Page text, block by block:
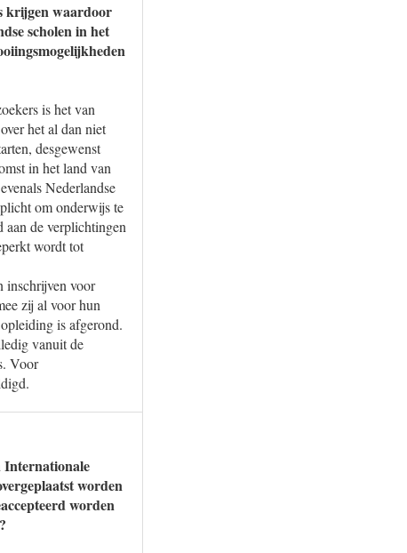
krijgen waardoor
scholen in het
is het van
het al dan niet
desgewenst
in het land van
Nederlandse
om onderwijs te
de verplichtingen
wordt tot
inschrijven voor
zij al voor hun
is afgerond.
vanuit de
Voor
Internationale
worden
worden